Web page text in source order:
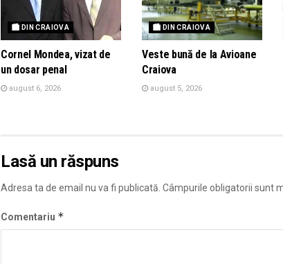
🏙 DIN CRAIOVA
Cornel Mondea, vizat de
un dosar penal
august 6, 2026
🏙 DIN CRAIOVA
Veste bună de la Avioane
Craiova
august 5, 2026
Lasă un răspuns
Adresa ta de email nu va fi publicată. Câmpurile obligatorii sunt
Comentariu *